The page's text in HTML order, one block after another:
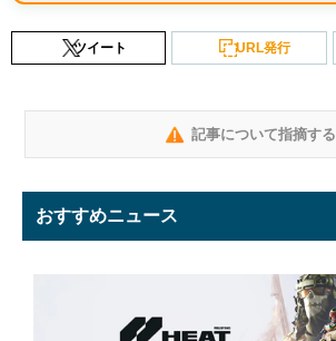
ツイート URL発行
記事について指摘する
おすすめニュース